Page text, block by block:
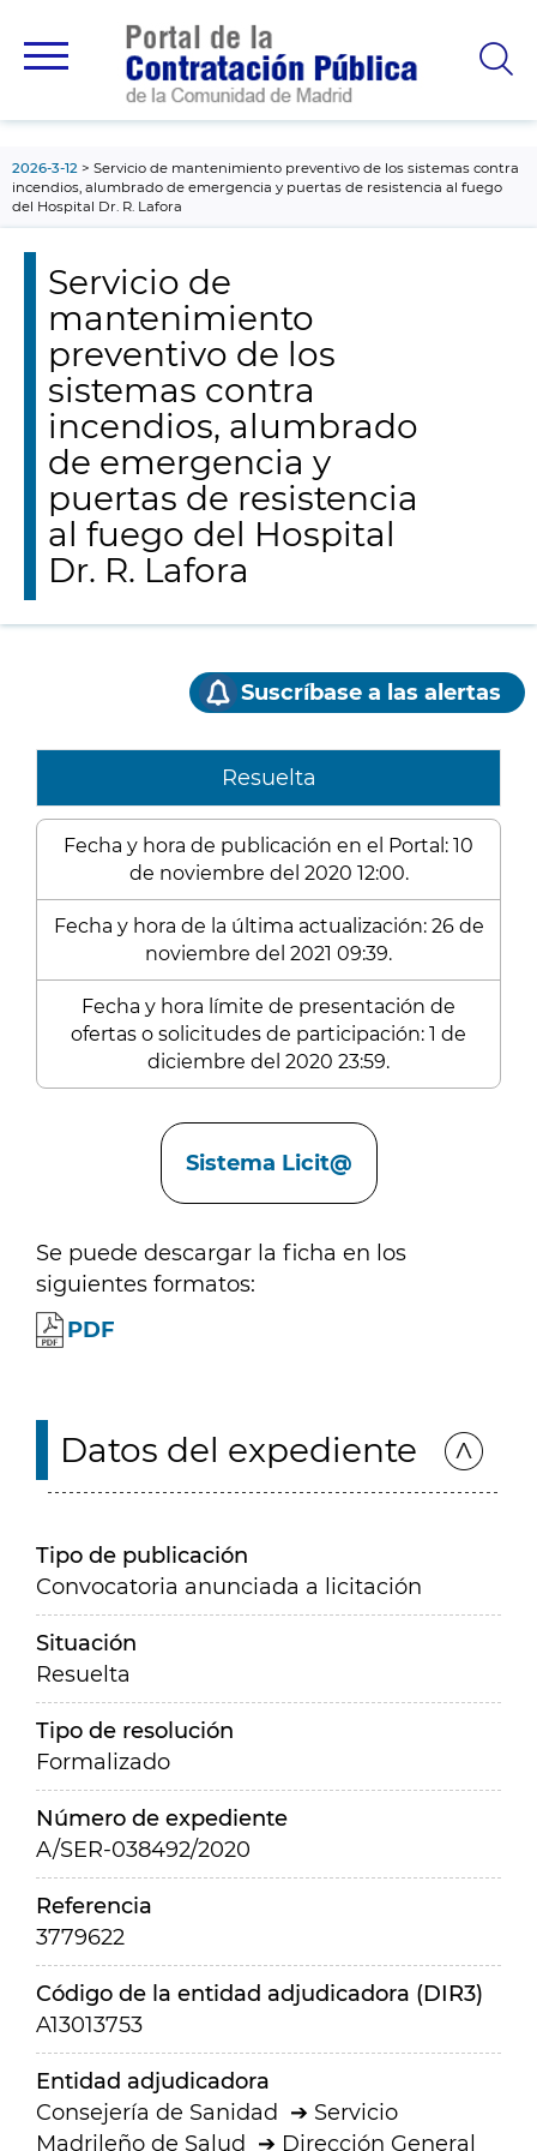
principal
2026-3-12
Servicio de mantenimiento preventivo de los sistemas contra
incendios, alumbrado de emergencia y puertas de resistencia al fuego
del Hospital Dr. R. Lafora
Servicio de
mantenimiento
preventivo de los
sistemas contra
incendios, alumbrado
de emergencia y
puertas de resistencia
al fuego del Hospital
Dr. R. Lafora
Suscríbase a las alertas
Resuelta
Fecha y hora de publicación en el Portal: 10
de noviembre del 2020 12:00.
Fecha y hora de la última actualización: 26 de
noviembre del 2021 09:39.
Fecha y hora límite de presentación de
ofertas o solicitudes de participación: 1 de
diciembre del 2020 23:59.
Sistema Licit@
Se puede descargar la ficha en los
siguientes formatos:
PDF
Datos del expediente
Tipo de publicación
Convocatoria anunciada a licitación
Situación
Resuelta
Tipo de resolución
Formalizado
Número de expediente
A/SER-038492/2020
Referencia
3779622
Código de la entidad adjudicadora (DIR3)
A13013753
Entidad adjudicadora
Consejería de Sanidad
Servicio
Madrileño de Salud
Dirección General